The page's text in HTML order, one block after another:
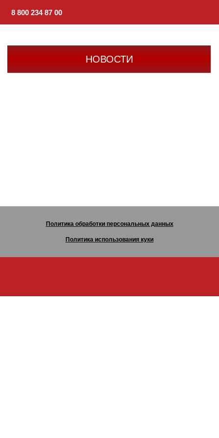
8 800 234 87 00
НОВОСТИ
Политика обработки персональных данных
Политика использования куки